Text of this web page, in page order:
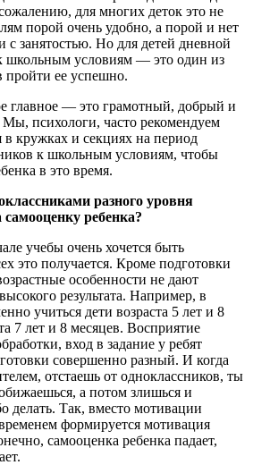
для многих деток это не
порой очень удобно, а порой и нет
с занятостью. Но для детей дневной
школьным условиям — это один из
пройти ее успешно.
главное — это грамотный, добрый и
психологи, часто рекомендуем
в кружках и секциях на период
к школьным условиям, чтобы
в это время.
разного уровня
ребенка?
учебы очень хочется быть
это получается. Кроме подготовки
особенности не дают
результата. Например, в
учиться дети возраста 5 лет и 8
7 лет и 8 месяцев. Восприятие
вход в задание у ребят
совершенно разный. И когда
отстаешь от одноклассников, ты
а потом злишься и
делать. Так, вместо мотивации
формируется мотивация
самооценка ребенка падает,